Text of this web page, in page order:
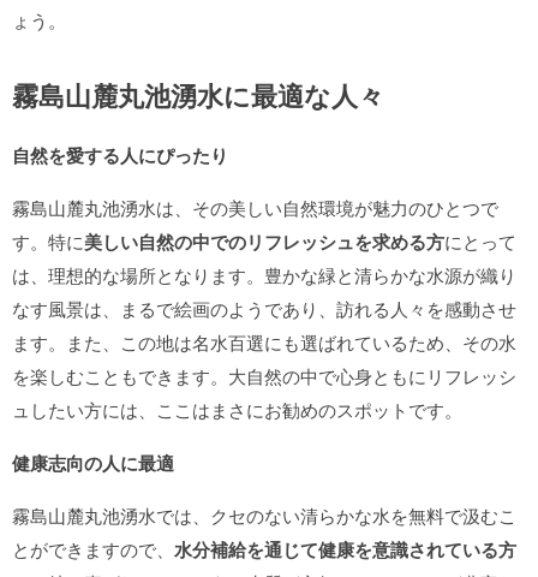
ょう。
霧島山麓丸池湧水に最適な人々
自然を愛する人にぴったり
霧島山麓丸池湧水は、その美しい自然環境が魅力のひとつで
す。特に美しい自然の中でのリフレッシュを求める方にとって
は、理想的な場所となります。豊かな緑と清らかな水源が織り
なす風景は、まるで絵画のようであり、訪れる人々を感動させ
ます。また、この地は名水百選にも選ばれているため、その水
を楽しむこともできます。大自然の中で心身ともにリフレッシ
ュしたい方には、ここはまさにお勧めのスポットです。
健康志向の人に最適
霧島山麓丸池湧水では、クセのない清らかな水を無料で汲むこ
とができますので、 水分補給を通じて健康を意識されている方